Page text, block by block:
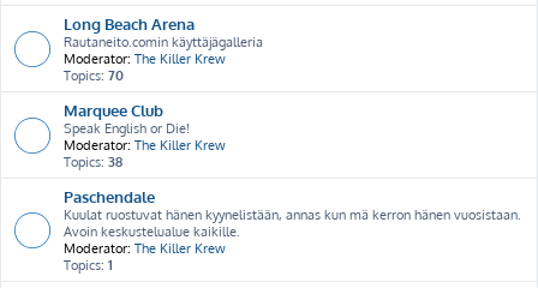
Long Beach Arena
Rautaneito.comin käyttäjägalleria
Moderator: The Killer Krew
Topics: 70
Marquee Club
Speak English or Die!
Moderator: The Killer Krew
Topics: 38
Paschendale
Kuulat ruostuvat hänen kyynelistään, annas kun mä kerron hänen vuosistaan.
Avoin keskustelualue kaikille.
Moderator: The Killer Krew
Topics: 1